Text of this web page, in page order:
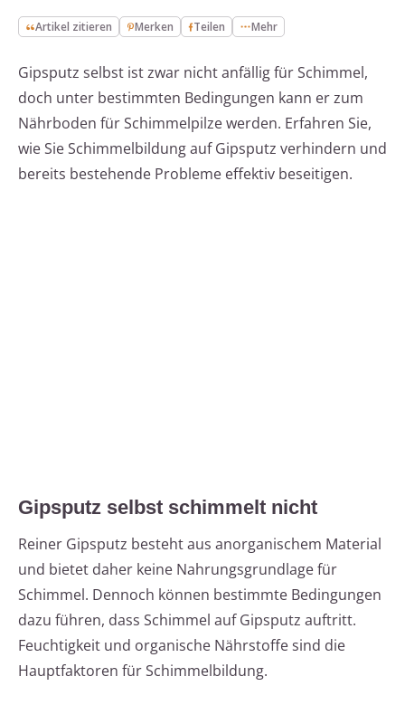
Artikel zitieren Merken Teilen Mehr
Gipsputz selbst ist zwar nicht anfällig für Schimmel,
doch unter bestimmten Bedingungen kann er zum
Nährboden für Schimmelpilze werden. Erfahren Sie,
wie Sie Schimmelbildung auf Gipsputz verhindern und
bereits bestehende Probleme effektiv beseitigen.
Gipsputz selbst schimmelt nicht
Reiner Gipsputz besteht aus anorganischem Material
und bietet daher keine Nahrungsgrundlage für
Schimmel. Dennoch können bestimmte Bedingungen
dazu führen, dass Schimmel auf Gipsputz auftritt.
Feuchtigkeit und organische Nährstoffe sind die
Hauptfaktoren für Schimmelbildung.